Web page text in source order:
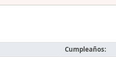
Cumpleaños: